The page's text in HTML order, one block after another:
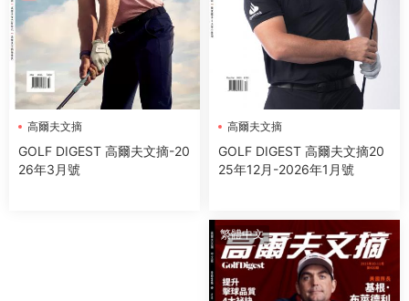
高爾夫文摘
GOLF DIGEST 高爾夫文摘-20
26年3月號
高爾夫文摘
GOLF DIGEST 高爾夫文摘20
25年12月-2026年1月號
繁體中文